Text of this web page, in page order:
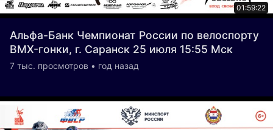
01:59:22
Альфа-Банк Чемпионат России по велоспорту
BMX-гонки, г. Саранск 25 июля 15:55 Мск
7 тыс. просмотров • год назад